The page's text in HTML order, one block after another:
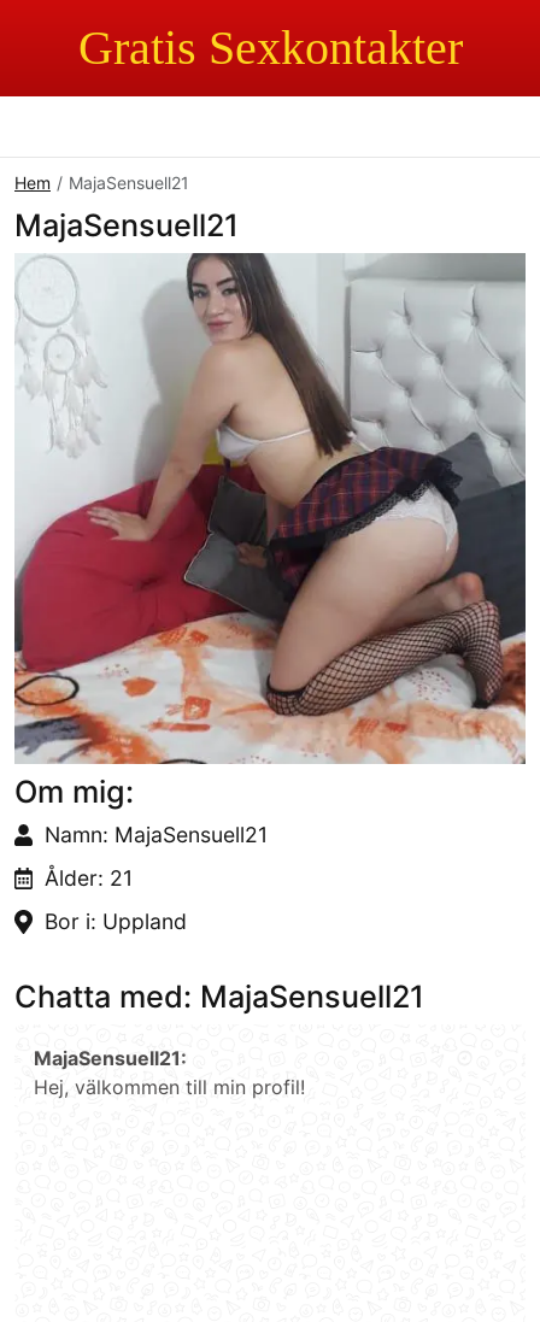
Gratis Sexkontakter
Hem MajaSensuell21
MajaSensuell21
Om mig:
Namn: MajaSensuell21
Ålder: 21
Bor i: Uppland
Chatta med: MajaSensuell21
MajaSensuell21:
Hej, välkommen till min profil!